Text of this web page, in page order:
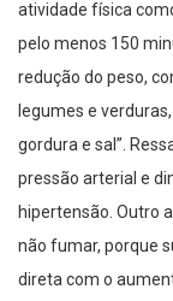
atividade física
pelo menos 150
redução do peso,
legumes e
gordura e sal”.
pressão arterial e
hipertensão. Outro
não fumar, porque
direta com o